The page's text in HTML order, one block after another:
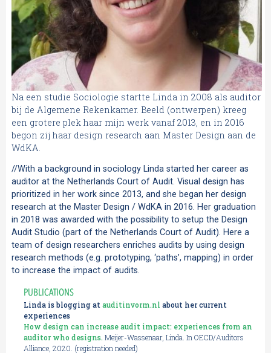
Na een studie Sociologie startte Linda in 2008 als auditor
bij de Algemene Rekenkamer. Beeld (ontwerpen) kreeg
een grotere plek haar mijn werk vanaf 2013, en in 2016
begon zij haar design research aan Master Design aan de
WdKA.
//With a background in sociology Linda started her career as
auditor at the Netherlands Court of Audit. Visual design has
prioritized in her work since 2013, and she began her design
research at the Master Design / WdKA in 2016. Her graduation
in 2018 was awarded with the possibility to setup the Design
Audit Studio (part of the Netherlands Court of Audit). Here a
team of design researchers enriches audits by using design
research methods (e.g. prototyping, ‘paths’, mapping) in order
to increase the impact of audits.
PUBLICATIONS
Linda is blogging atauditinvorm.nl about her current
experiences
How design can increase audit impact: experiences from an
auditor who designs.Meijer-Wassenaar, Linda. In OECD/Auditors
Alliance, 2020. (registration needed)